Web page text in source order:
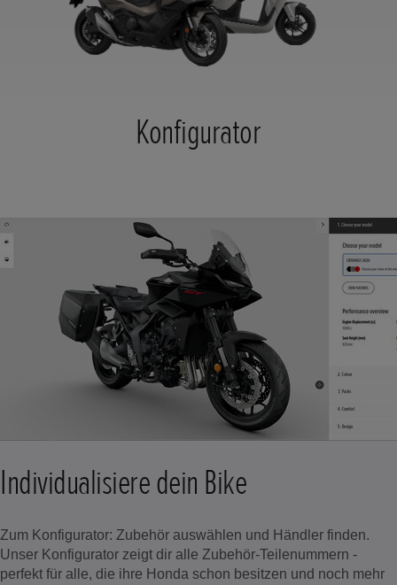
Konfigurator
Individualisiere dein Bike
Zum Konfigurator: Zubehör auswählen und Händler finden.
Unser Konfigurator zeigt dir alle Zubehör-Teilenummern -
perfekt für alle, die ihre Honda schon besitzen und noch mehr